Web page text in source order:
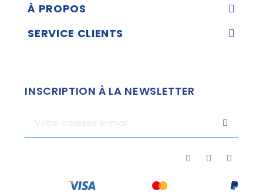
À PROPOS
SERVICE CLIENTS
INSCRIPTION À LA NEWSLETTER